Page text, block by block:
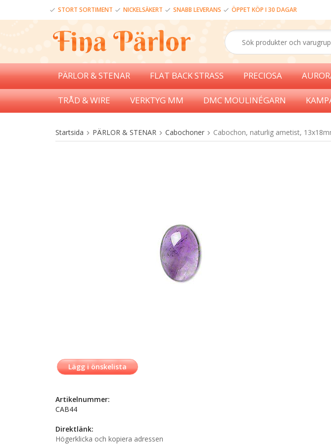
STORT SORTIMENT NICKELSÄKERT SNABB LEVERANS ÖPPET KÖP I 30 DAGAR
PÄRLOR & STENAR FLAT BACK STRASS PRECIOSA
TRÅD & WIRE VERKTYG MM DMC MOULINÉGARN
Startsida PÄRLOR & STENAR Cabochoner Cabochon, naturlig ametist,
Lägg i önskelista
Artikelnummer:
CAB44
Direktlänk:
Högerklicka och kopiera adressen